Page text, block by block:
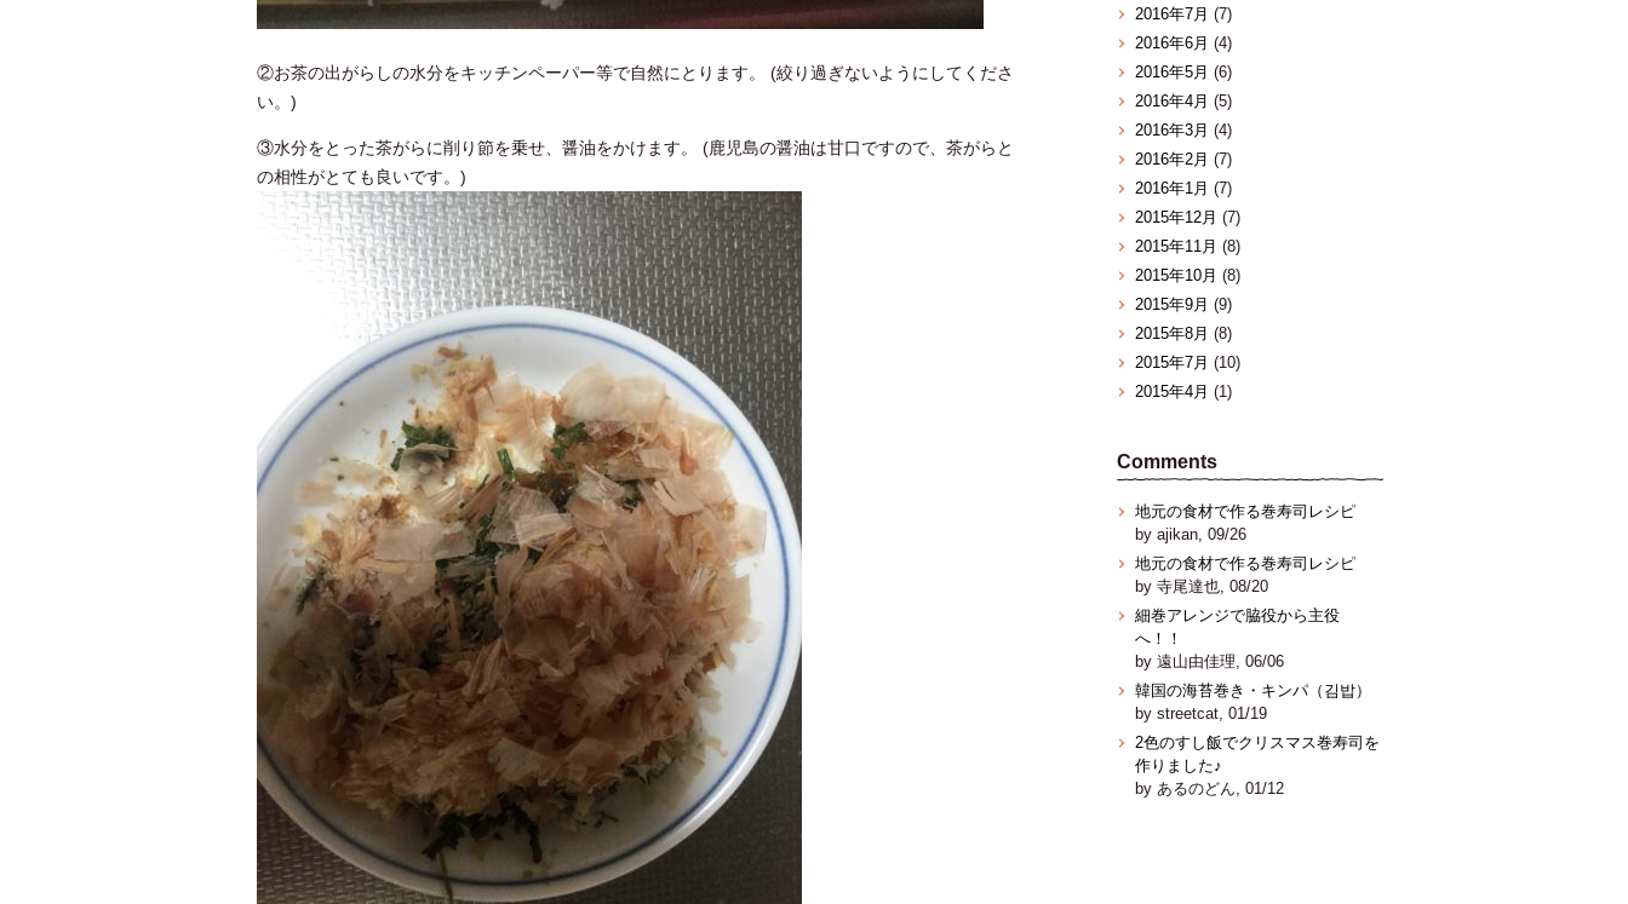
②お茶の出がらしの水分をキッチンペーパー等で自然にとります。 (絞り過ぎないようにしてくださ
い。)
③水分をとった茶がらに削り節を乗せ、醤油をかけます。 (鹿児島の醤油は甘口ですので、茶がらと
の相性がとても良いです。)
2016年7月 (7)
2016年6月 (4)
2016年5月 (6)
2016年4月 (5)
2016年3月 (4)
2016年2月 (7)
2016年1月 (7)
2015年12月 (7)
2015年11月 (8)
2015年10月 (8)
2015年9月 (9)
2015年8月 (8)
2015年7月 (10)
2015年4月 (1)
Comments
地元の食材で作る巻寿司レシピ
by ajikan, 09/26
地元の食材で作る巻寿司レシピ
by 寺尾達也, 08/20
細巻アレンジで脇役から主役
へ！！
by 遠山由佳理, 06/06
韓国の海苔巻き・キンパ（김밥）
by streetcat, 01/19
2色のすし飯でクリスマス巻寿司を
作りました♪
by あるのどん, 01/12